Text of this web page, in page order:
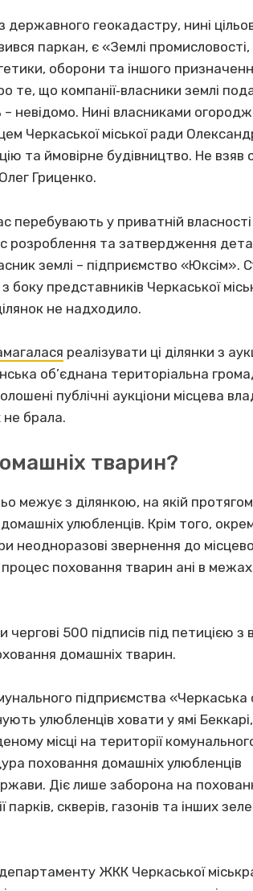
державного геокадастру, нині
паркан, є «Землі промисловості,
оборони та іншого
те, що компанії‐власники землі
невідомо. Нині власниками
Черкаської міської ради
та ймовірне будівництво. Не взяв
Гриценко.
перебувають у приватній власності
розроблення та затвердження
землі – підприємство «Юксім».
представників Черкаської
не надходило.
реалізувати ці ділянки з
об’єднана територіальна
публічні аукціони місцева
не брала.
тварин?
межує з ділянкою, на якій
улюбленців. Крім того,
неодноразові звернення до
поховання тварин ані в межах
500 підписів під петицією з
домашніх тварин.
підприємства «Черкаська
улюбленців ховати у ямі
місці на території
поховання домашніх улюбленців
Діє лише заборона на
скверів, газонів та інших
ЖКК Черкаської